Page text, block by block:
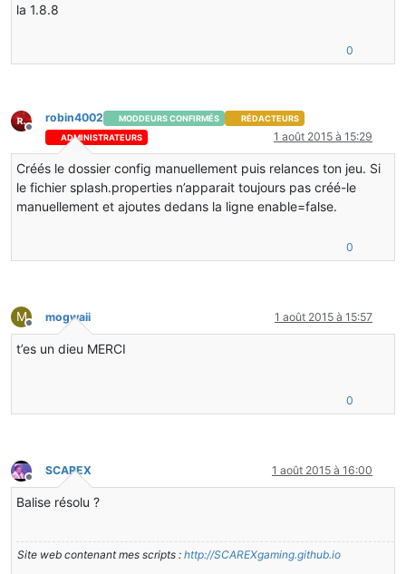
la 1.8.8
0
Hors-ligne
robin4002 MODDEURS CONFIRMÉS
RÉDACTEURS
ADMINISTRATEURS
1 août 2015 à 15:29
Créés le dossier config manuellement puis relances ton jeu. Si
le fichier splash.properties n’apparait toujours pas créé-le
manuellement et ajoutes dedans la ligne enable=false.
0
M
Hors-ligne
mogwaii 1 août 2015 à 15:57
t’es un dieu MERCI
0
Hors-ligne
SCAREX 1 août 2015 à 16:00
Balise résolu ?
Site web contenant mes scripts : http://SCAREXgaming.github.io